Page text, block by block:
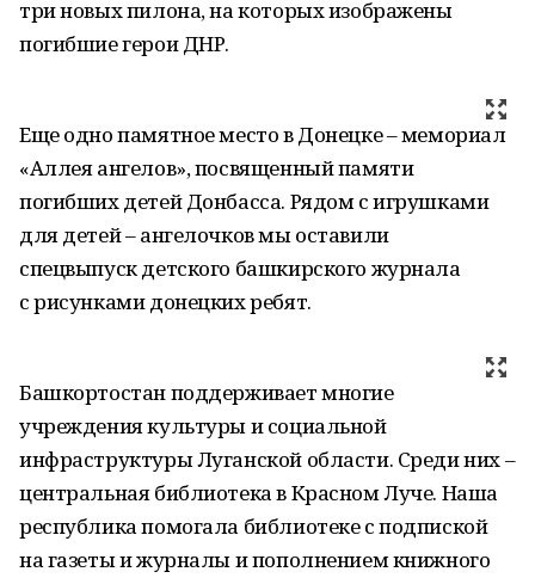
три новых пилона, на которых изображены
погибшие герои ДНР.
Еще одно памятное место в Донецке – мемориал
«Аллея ангелов», посвященный памяти
погибших детей Донбасса. Рядом с игрушками
для детей – ангелочков мы оставили
спецвыпуск детского башкирского журнала
с рисунками донецких ребят.
Башкортостан поддерживает многие
учреждения культуры и социальной
инфраструктуры Луганской области. Среди них –
центральная библиотека в Красном Луче. Наша
республика помогала библиотеке с подпиской
на газеты и журналы и пополнением книжного